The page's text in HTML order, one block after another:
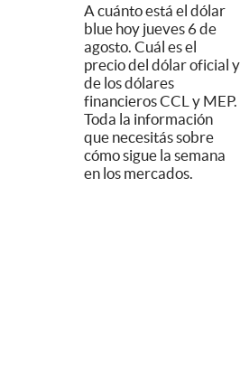
A cuánto está el dólar
blue hoy jueves 6 de
agosto. Cuál es el
precio del dólar oficial y
de los dólares
financieros CCL y MEP.
Toda la información
que necesitás sobre
cómo sigue la semana
en los mercados.